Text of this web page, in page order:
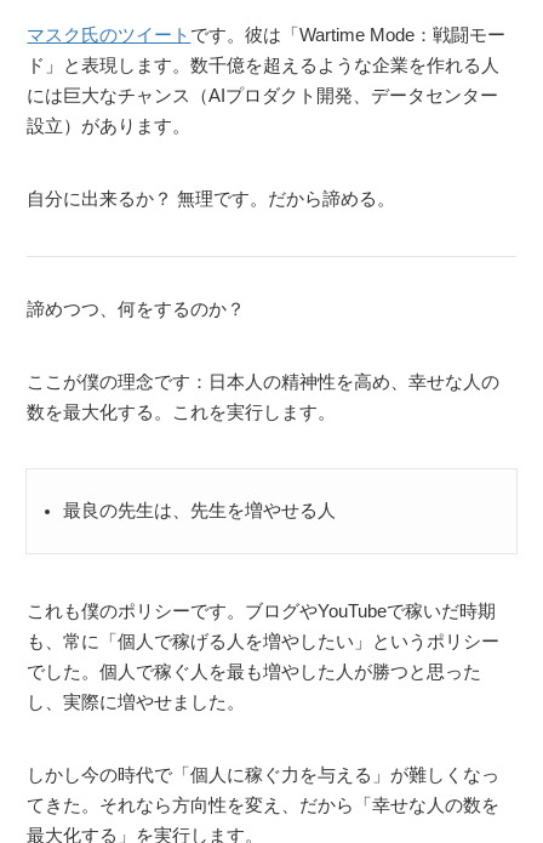
マスク氏のツイート です。彼は「Wartime Mode：戦闘モー
ド」と表現します。数千億を超えるような企業を作れる人
には巨大なチャンス（AIプロダクト開発、データセンター
設立）があります。
自分に出来るか？ 無理です。だから諦める。
諦めつつ、何をするのか？
ここが僕の理念です：日本人の精神性を高め、幸せな人の
数を最大化する。これを実行します。
最良の先生は、先生を増やせる人
これも僕のポリシーです。ブログやYouTubeで稼いだ時期
も、常に「個人で稼げる人を増やしたい」というポリシー
でした。個人で稼ぐ人を最も増やした人が勝つと思った
し、実際に増やせました。
しかし今の時代で「個人に稼ぐ力を与える」が難しくなっ
てきた。それなら方向性を変え、だから「幸せな人の数を
最大化する」を実行します。